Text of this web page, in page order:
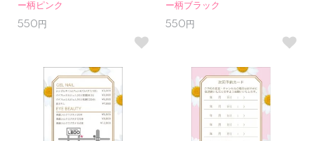
ー柄ピンク
550円
ー柄ブラック
550円